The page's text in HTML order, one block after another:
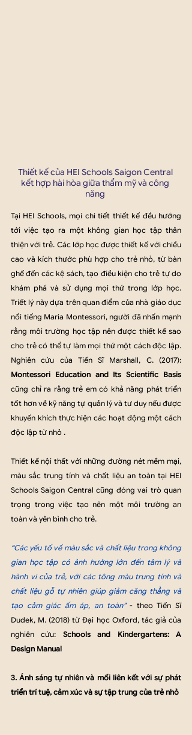
Thiết kế của HEI Schools Saigon Central
kết hợp hài hòa giữa thẩm mỹ và công
năng
Tại HEI Schools, mọi chi tiết thiết kế đều hướng
tới việc tạo ra một không gian học tập thân
thiện với trẻ. Các lớp học được thiết kế với chiều
cao và kích thước phù hợp cho trẻ nhỏ, từ bàn
ghế đến các kệ sách, tạo điều kiện cho trẻ tự do
khám phá và sử dụng mọi thứ trong lớp học.
Triết lý này dựa trên quan điểm của nhà giáo dục
nổi tiếng Maria Montessori, người đã nhấn mạnh
rằng môi trường học tập nên được thiết kế sao
cho trẻ có thể tự làm mọi thứ một cách độc lập.
Montessori Education and Its Scientific Basis
cũng chỉ ra rằng trẻ em có khả năng phát triển
tốt hơn về kỹ năng tự quản lý và tư duy nếu được
khuyến khích thực hiện các hoạt động một cách
độc lập từ nhỏ .
Thiết kế nội thất với những đường nét mềm mại,
màu sắc trung tính và chất liệu an toàn tại HEI
Schools Saigon Central cũng đóng vai trò quan
trọng trong việc tạo nên một môi trường an
toàn và yên bình cho trẻ.
“Các yếu tố về màu sắc và chất liệu trong không
gian học tập có ảnh hưởng lớn đến tâm lý và
hành vi của trẻ, với các tông màu trung tính và
chất liệu gỗ tự nhiên giúp giảm căng thẳng và
tạo cảm giác ấm áp, an toàn” - theo Tiến Sĩ
Dudek, M. (2018) từ Đại học Oxford, tác giả của
nghiên cứu: Schools and Kindergartens: A
Design Manual
3. Ánh sáng tự nhiên và mối liên kết với sự phát
triển trí tuệ, cảm xúc và sự tập trung của trẻ nhỏ